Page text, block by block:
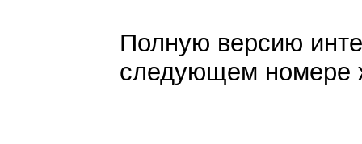
Полную версию
следующем номере